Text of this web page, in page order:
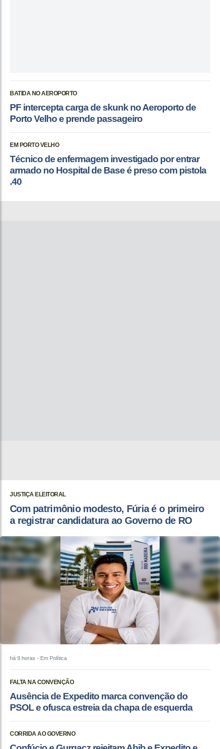
BATIDA NO AEROPORTO
PF intercepta carga de skunk no Aeroporto de
Porto Velho e prende passageiro
EM PORTO VELHO
Técnico de enfermagem investigado por entrar
armado no Hospital de Base é preso com pistola
.40
JUSTIÇA ELEITORAL
Com patrimônio modesto, Fúria é o primeiro
a registrar candidatura ao Governo de RO
há 9 horas - Em Política
FALTA NA CONVENÇÃO
Ausência de Expedito marca convenção do
PSOL e ofusca estreia da chapa de esquerda
CORRIDA AO GOVERNO